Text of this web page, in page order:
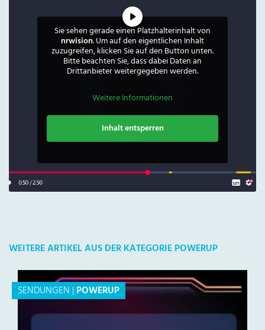
Sie sehen gerade einen Platzhalterinhalt von
nrwision. Um auf den eigentlichen Inhalt
zuzugreifen, klicken Sie auf den Button unten.
Bitte beachten Sie, dass dabei Daten an
Drittanbieter weitergegeben werden.
Weitere Informationen
Inhalt entsperren
WEITERE ARTIKEL AUS DER KATEGORIE POWERUP
SENDUNGEN |POWERUP